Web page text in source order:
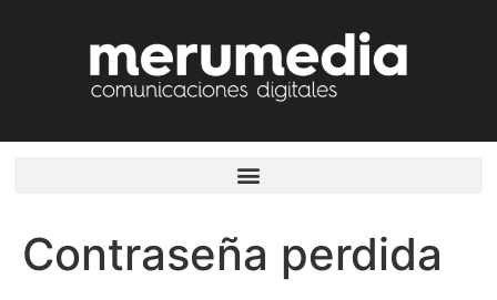
Contraseña perdida